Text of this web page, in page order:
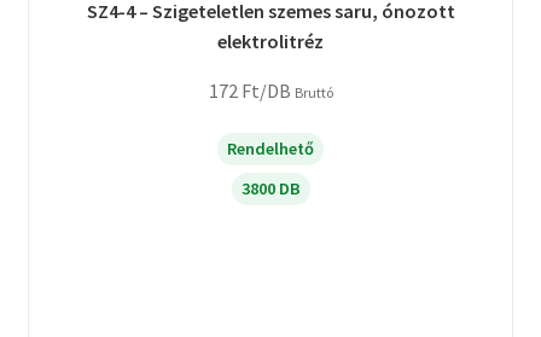
SZ4-4 – Szigeteletlen szemes saru, ónozott
elektrolitréz
172 Ft/DB Bruttó
Rendelhető
3800 DB